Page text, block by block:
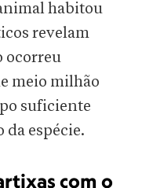
habitou
revelam
ocorreu
meio milhão
suficiente
da espécie.
com o